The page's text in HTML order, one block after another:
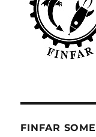
FINFAR